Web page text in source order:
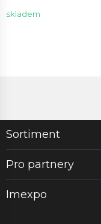
skladem
Sortiment
Pro partnery
Imexpo